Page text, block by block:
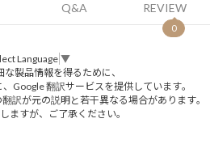
Q&A REVIEW
0
Language ▼
製品情報を得るために、
Google 翻訳サービスを提供しています。
訳が元の説明と若干異なる場合があります。
ますが、ご了承ください。